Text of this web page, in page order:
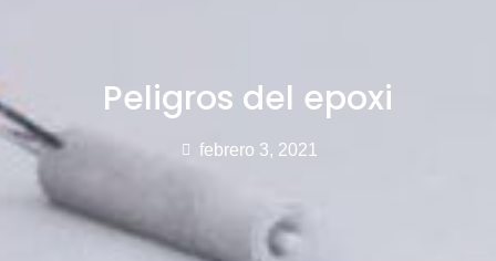
Peligros del epoxi
febrero 3, 2021